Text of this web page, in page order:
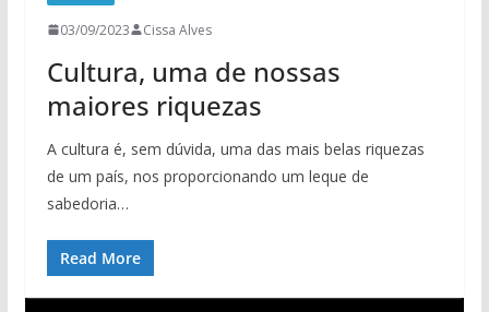
03/09/2023 Cissa Alves
Cultura, uma de nossas
maiores riquezas
A cultura é, sem dúvida, uma das mais belas riquezas
de um país, nos proporcionando um leque de
sabedoria…
Read More